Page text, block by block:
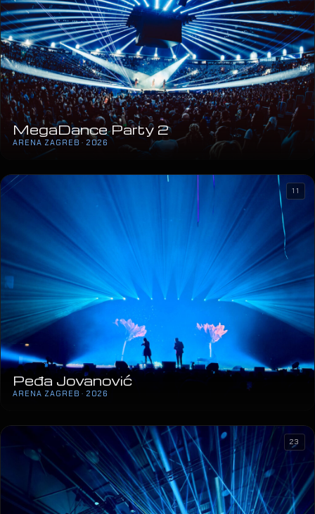
MegaDance Party 2
ARENA ZAGREB · 2026
Peđa Jovanović
ARENA ZAGREB · 2026
11
23